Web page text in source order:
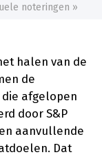
noteringen »
halen van de
de
afgelopen
door S&P
aanvullende
Dat